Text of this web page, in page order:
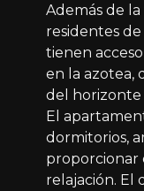
Además de
residentes
tienen
en la azotea,
del horizonte
El
dormitorios,
proporcionar
relajación. El